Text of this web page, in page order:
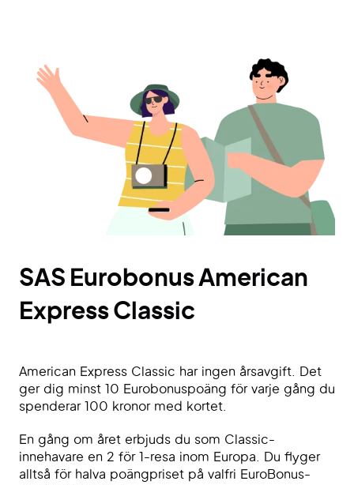
SAS Eurobonus American
Express Classic
American Express Classic har ingen årsavgift. Det
ger dig minst 10 Eurobonuspoäng för varje gång du
spenderar 100 kronor med kortet.
En gång om året erbjuds du som Classic-
innehavare en 2 för 1-resa inom Europa. Du flyger
alltså för halva poängpriset på valfri EuroBonus-